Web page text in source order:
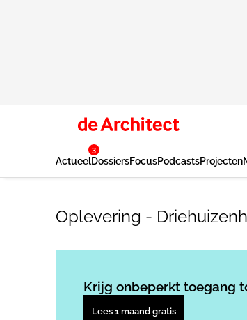
Actueel
3
DossiersFocusPodcastsProjecten
Oplevering -
Krijg onbeperkt toegang
Lees 1 maand gratis